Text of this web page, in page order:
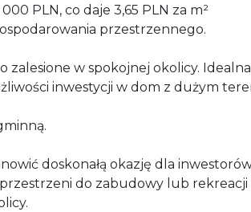
PLN, co daje 3,65 PLN za m²
przestrzennego.
zalesione w spokojnej okolicy.
inwestycji w dom z dużym
doskonałą okazję dla
do zabudowy lub rekreacji